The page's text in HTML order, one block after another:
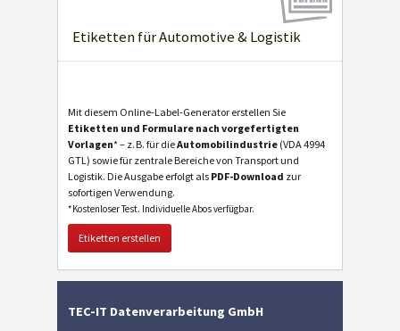
Etiketten für Automotive & Logistik
Mit diesem Online-Label-Generator erstellen Sie
Etiketten und Formulare nach vorgefertigten
Vorlagen* – z. B. für dieAutomobilindustrie (VDA 4994
GTL) sowie für zentrale Bereiche von Transport und
Logistik. Die Ausgabe erfolgt als PDF-Download zur
sofortigen Verwendung.
*Kostenloser Test. Individuelle Abos verfügbar.
Etiketten erstellen
TEC-IT Datenverarbeitung GmbH